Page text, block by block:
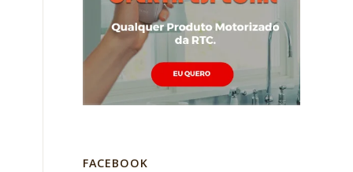
FACEBOOK